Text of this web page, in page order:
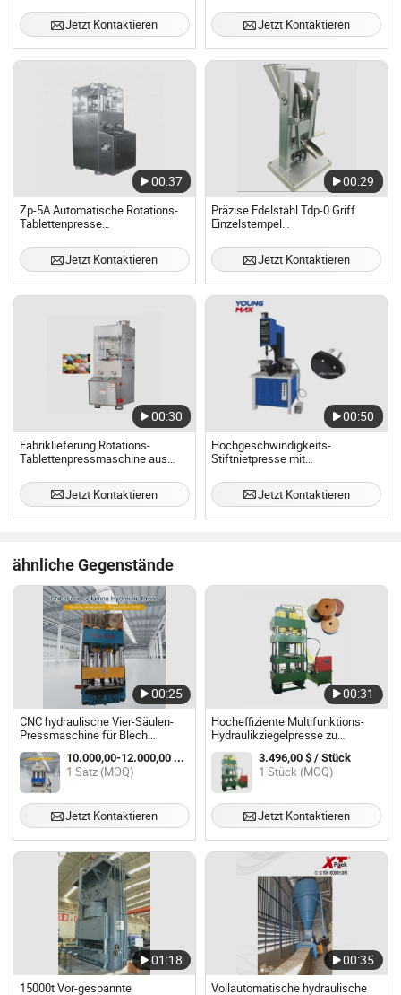
progressives Werkzeug
Jetzt Kontaktieren Jetzt Kontaktieren
00:37
Zp-5A Automatische Rotations-
Tablettenpresse
Tablettenherstellungsmaschine
Jetzt Kontaktieren
00:29
Präzise Edelstahl Tdp-0 Griff
Einzelstempel
Jetzt Kontaktieren
00:30
Fabriklieferung Rotations-
Tablettenpressmaschine aus
Jetzt Kontaktieren
00:50
Hochgeschwindigkeits-
Stiftnietpresse mit
Jetzt Kontaktieren
ähnliche Gegenstände
00:25
CNC hydraulische Vier-Säulen-
Pressmaschine für Blech
Aluminium
10.000,00-12.000,00 $ / Satz
1 Satz (MOQ)
Jetzt Kontaktieren
00:31
Hocheffiziente Multifunktions-
Hydraulikziegelpresse zu
verkaufen
3.496,00 $ / Stück
1 Stück (MOQ)
Jetzt Kontaktieren
01:18
15000t Vor-gespannte
00:35
Vollautomatische hydraulische